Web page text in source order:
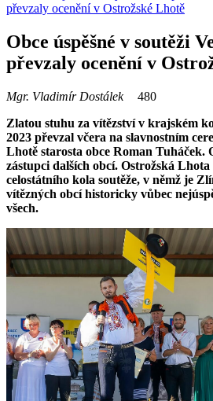
převzaly ocenění v Ostrožské Lhotě
Obce úspěšné v soutěži
převzaly ocenění v
Mgr. Vladimír Dostálek
480
Zlatou stuhu za vítězství v krajském
2023 převzal včera na slavnostním
Lhotě starosta obce Roman Tuháček.
zástupci dalších obcí. Ostrožská
celostátního kola soutěže, v němž je
vítězných obcí historicky vůbec
všech.